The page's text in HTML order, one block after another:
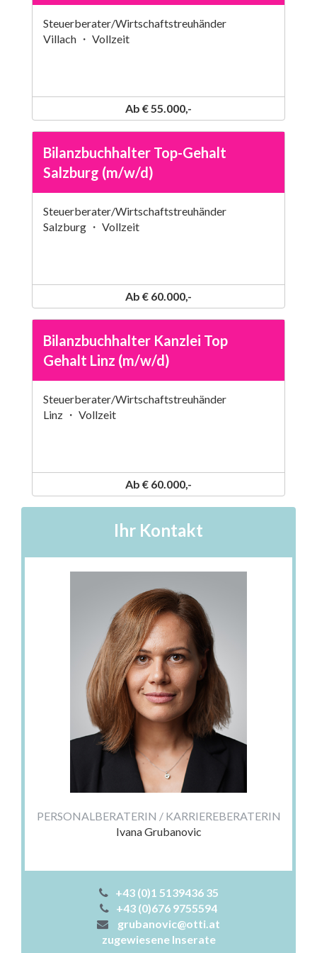
Steuerberater/Wirtschaftstreuhänder
Villach ・ Vollzeit
Ab € 55.000,-
Bilanzbuchhalter Top-Gehalt
Salzburg (m/w/d)
Steuerberater/Wirtschaftstreuhänder
Salzburg ・ Vollzeit
Ab € 60.000,-
Bilanzbuchhalter Kanzlei Top
Gehalt Linz (m/w/d)
Steuerberater/Wirtschaftstreuhänder
Linz ・ Vollzeit
Ab € 60.000,-
Ihr Kontakt
PERSONALBERATERIN / KARRIEREBERATERIN
Ivana Grubanovic
+43 (0)1 5139436 35
+43 (0)676 9755594
grubanovic@otti.at
zugewiesene Inserate